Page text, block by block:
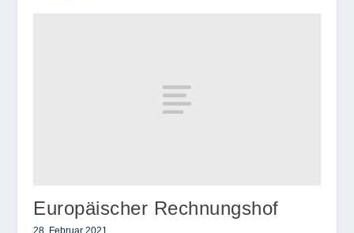
Europäischer Rechnungshof
28. Februar 2021